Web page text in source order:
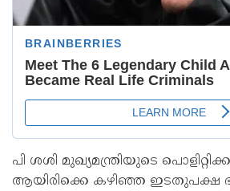
പി ശശി മുഖ്യമന്ത്രിയുടെ
ആയിരിക്കെ കഴിഞ്ഞ ഇടതുപക്ഷ